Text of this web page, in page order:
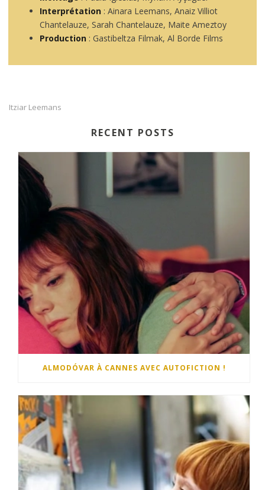
Interprétation: Ainara Leemans, Anaiz Villiot
Chantelauze, Sarah Chantelauze, Maite Ameztoy
Production: Gastibeltza Filmak, Al Borde Films
Itziar Leemans
RECENT POSTS
ALMODÓVAR À CANNES AVEC AUTOFICTION !